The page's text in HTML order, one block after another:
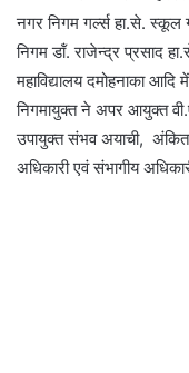
नगर निगम गर्ल्स हा.से. स्कूल
निगम डॉं. राजेन्द्र प्रसाद
महाविद्यालय दमोहनाका
निगमायुक्त ने अपर आयुक्त
उपायुक्त संभव अयाची, अंकिता
अधिकारी एवं संभागीय